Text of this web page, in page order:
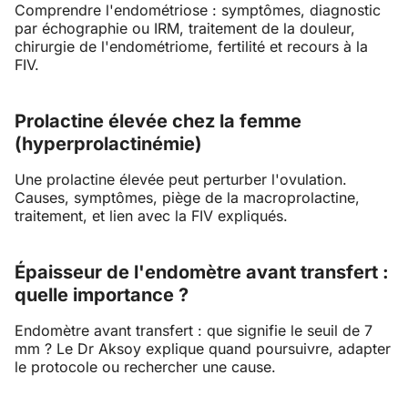
Comprendre l'endométriose : symptômes, diagnostic
par échographie ou IRM, traitement de la douleur,
chirurgie de l'endométriome, fertilité et recours à la
FIV.
Prolactine élevée chez la femme
(hyperprolactinémie)
Une prolactine élevée peut perturber l'ovulation.
Causes, symptômes, piège de la macroprolactine,
traitement, et lien avec la FIV expliqués.
Épaisseur de l'endomètre avant transfert :
quelle importance ?
Endomètre avant transfert : que signifie le seuil de 7
mm ? Le Dr Aksoy explique quand poursuivre, adapter
le protocole ou rechercher une cause.